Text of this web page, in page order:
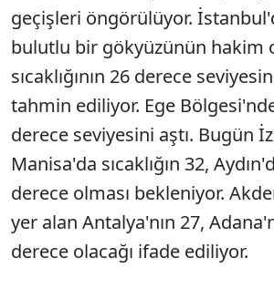
geçişleri öngörülüyor.
bulutlu bir gökyüzünün hakim
sıcaklığının 26 derece
tahmin ediliyor. Ege
derece seviyesini aştı. Bugün
Manisa'da sıcaklığın 32,
derece olması bekleniyor.
yer alan Antalya'nın 27,
derece olacağı ifade ediliyor.